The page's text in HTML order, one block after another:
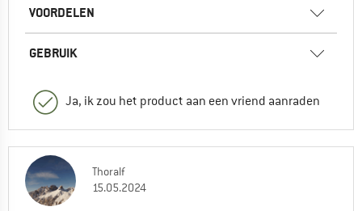
VOORDELEN
GEBRUIK
Ja, ik zou het product aan een vriend aanraden
Thoralf
15.05.2024